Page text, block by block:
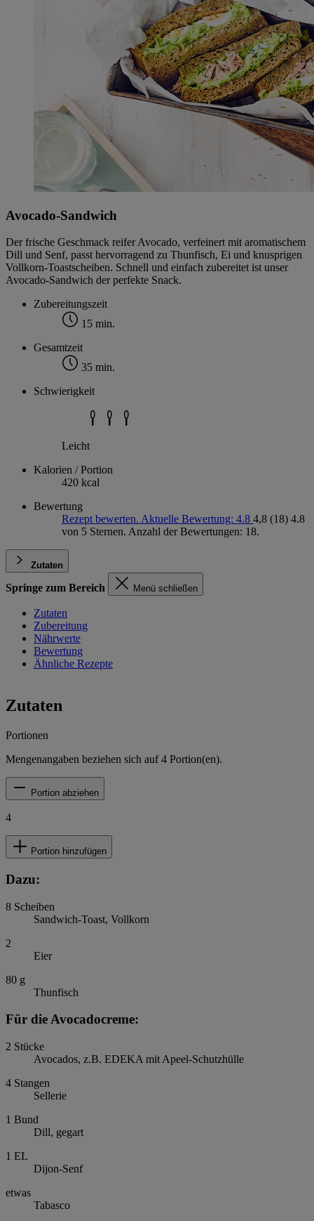
Avocado-Sandwich
Der frische Geschmack reifer Avocado, verfeinert mit aromatischem
Dill und Senf, passt hervorragend zu Thunfisch, Ei und knusprigen
Vollkorn-Toastscheiben. Schnell und einfach zubereitet ist unser
Avocado-Sandwich der perfekte Snack.
Zubereitungszeit
15 min.
Gesamtzeit
35 min.
Schwierigkeit
Leicht
Kalorien / Portion
420 kcal
Bewertung
Rezept bewerten. Aktuelle Bewertung: 4.8 4,8 (18) 4.8
von 5 Sternen. Anzahl der Bewertungen: 18.
Zutaten
Springe zum Bereich Menü schließen
Zutaten
Zubereitung
Nährwerte
Bewertung
Ähnliche Rezepte
Zutaten
Portionen
Mengenangaben beziehen sich auf4 Portion(en).
Portion abziehen
4
Portion hinzufügen
Dazu:
8 Scheiben
Sandwich-Toast, Vollkorn
2
Eier
80 g
Thunfisch
Für die Avocadocreme:
2 Stücke
Avocados, z.B. EDEKA mit Apeel-Schutzhülle
4 Stangen
Sellerie
1 Bund
Dill, gegart
1 EL
Dijon-Senf
etwas
Tabasco